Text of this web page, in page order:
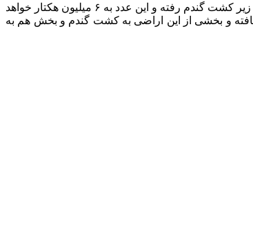
و آبی زیر کشت گندم رفته و این عدد به ۶ میلیون هکتار خواهد
و بخشی از این اراضی به کشت گندم و بخش هم به